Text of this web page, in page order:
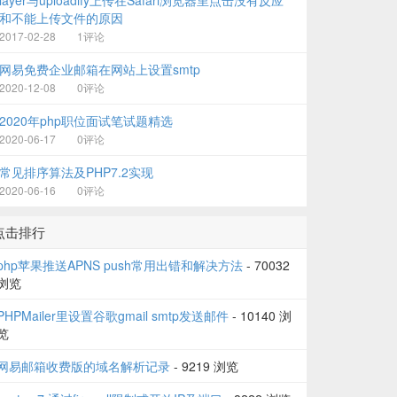
和不能上传文件的原因
2017-02-28 1评论
网易免费企业邮箱在网站上设置smtp
2020-12-08 0评论
2020年php职位面试笔试题精选
2020-06-17 0评论
常见排序算法及PHP7.2实现
2020-06-16 0评论
击排行
苹果推送APNS push常用出错和解决方法- 70032
览
里设置谷歌gmail smtp发送邮件 - 10140 浏
易邮箱收费版的域名解析记录 - 9219 浏览